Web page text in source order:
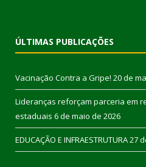
ÚLTIMAS PUBLICAÇÕES
Vacinação Contra a Gripe! 20 de
Lideranças reforçam parceria em
estaduais 6 de maio de 2026
EDUCAÇÃO E INFRAESTRUTURA27